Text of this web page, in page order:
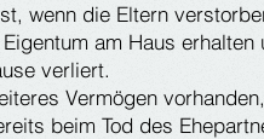
wenn die Eltern
am Haus
verliert.
Vermögen
beim Tod des